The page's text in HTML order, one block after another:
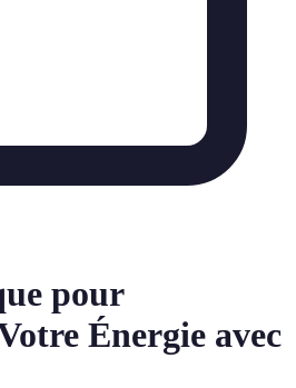
pour
Énergie avec